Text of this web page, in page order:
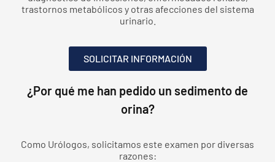
trastornos metabólicos y otras afecciones del sistema
urinario.
SOLICITAR INFORMACIÓN
¿Por qué me han pedido un sedimento de
orina?
Como Urólogos, solicitamos este examen por diversas
razones: